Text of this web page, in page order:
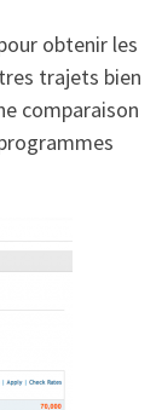
obtenir les
trajets bien
comparaison